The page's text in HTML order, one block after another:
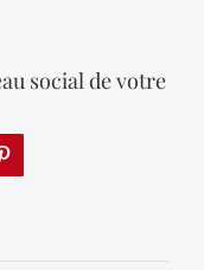
social de votre